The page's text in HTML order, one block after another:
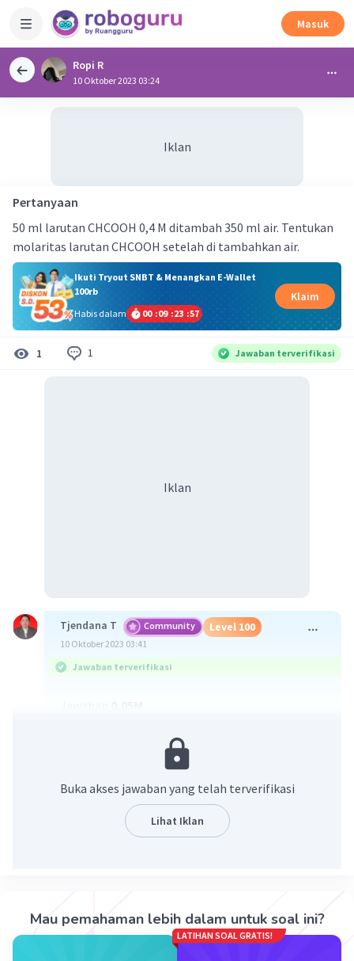
Masuk
Ropi R
10 Oktober 2023 03:24
Iklan
Pertanyaan
50 ml larutan CHCOOH 0,4 M ditambah 350 ml air. Tentukan
molaritas larutan CHCOOH setelah di tambahkan air.
Ikuti Tryout SNBT & Menangkan E-Wallet
100rb
Habis dalam
00 :09 :23 :57
Klaim
1 1 Jawaban terverifikasi
Iklan
Tjendana T Community Level 100
10 Oktober 2023 03:41
Jawaban terverifikasi
50 × 0,4 = (50 + 350) × M2
Molaritas larutan stlh pengenceran adalah 0,05M
Buka akses jawaban yang telah terverifikasi
Lihat Iklan
Mau pemahaman lebih dalam untuk soal ini?
LATIHAN SOAL GRATIS!